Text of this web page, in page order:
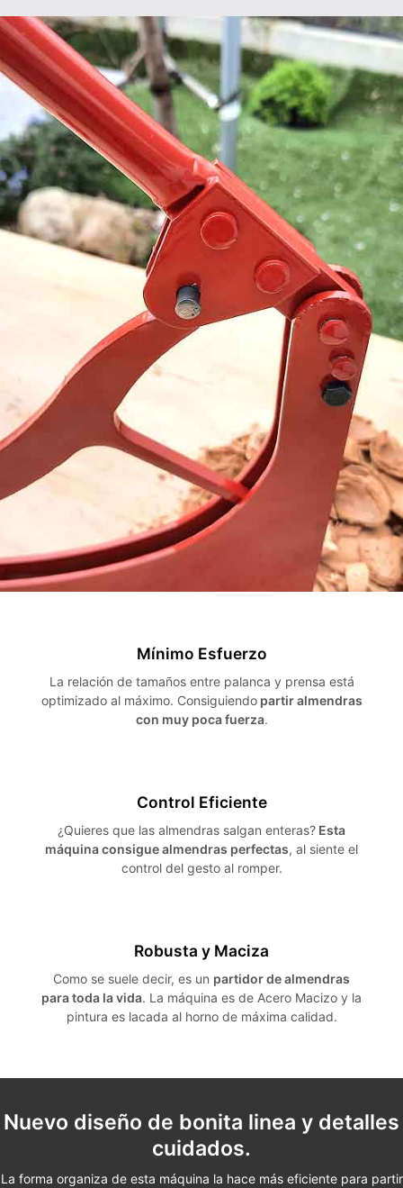
Mínimo Esfuerzo
La relación de tamaños entre palanca y prensa está
optimizado al máximo. Consiguiendopartir almendras
con muy poca fuerza.
Control Eficiente
¿Quieres que las almendras salgan enteras? Esta
máquina consigue almendras perfectas, al siente el
control del gesto al romper.
Robusta y Maciza
Como se suele decir, es un partidor de almendras
para toda la vida. La máquina es de Acero Macizo y la
pintura es lacada al horno de máxima calidad.
Nuevo diseño de bonita linea y detalles
cuidados.
La forma organiza de esta máquina la hace más eficiente para partir